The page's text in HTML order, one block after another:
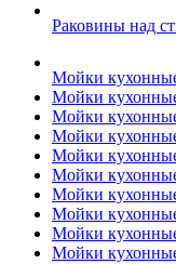
Раковины над
Мойки
Мойки
Мойки
Мойки
Мойки
Мойки
Мойки
Мойки
Мойки
Мойки